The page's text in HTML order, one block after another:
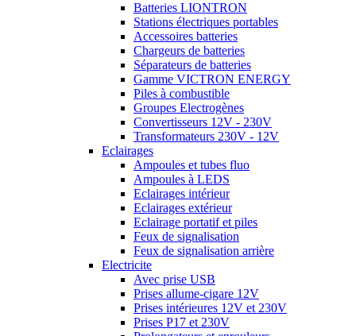
Batteries LIONTRON
Stations électriques portables
Accessoires batteries
Chargeurs de batteries
Séparateurs de batteries
Gamme VICTRON ENERGY
Piles à combustible
Groupes Electrogènes
Convertisseurs 12V - 230V
Transformateurs 230V - 12V
Eclairages
Ampoules et tubes fluo
Ampoules à LEDS
Eclairages intérieur
Eclairages extérieur
Eclairage portatif et piles
Feux de signalisation
Feux de signalisation arrière
Electricite
Avec prise USB
Prises allume-cigare 12V
Prises intérieures 12V et 230V
Prises P17 et 230V